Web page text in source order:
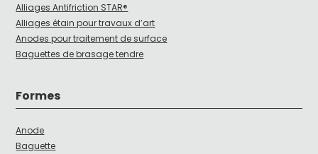
Alliages Antifriction STAR®
Alliages étain pour travaux d’art
Anodes pour traitement de surface
Baguettes de brasage tendre
Formes
Anode
Baguette